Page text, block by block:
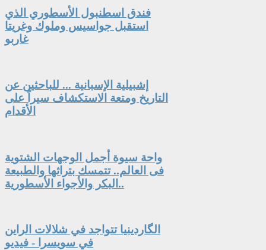
فندق اسطنبول الأسطوري الذي
استقبل جواسيس وملوك وغريتا
غاربو
إشبيلية الإسبانية ... للباحثين عن
التاريخ ومتعة الاستكشاف سيراً على
الأقدام
واحة سيوة أجمل الوجهات الشتوية
فى العالم.. تتمسك بتراثها والطبيعة
البكر والأجواء الأسطورية..
الگاردينيا تتواجد في شلالات الراين
في سويسرا - فيديو